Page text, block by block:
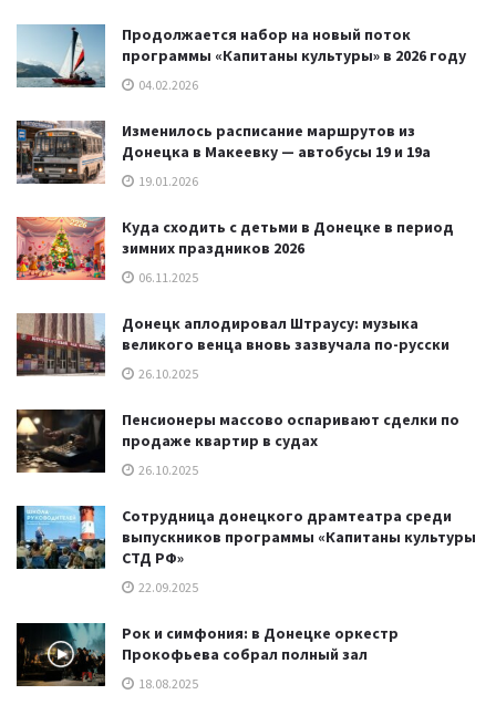
Продолжается набор на новый поток
программы «Капитаны культуры» в 2026 году
04.02.2026
Изменилось расписание маршрутов из
Донецка в Макеевку — автобусы 19 и 19а
19.01.2026
Куда сходить с детьми в Донецке в период
зимних праздников 2026
06.11.2025
Донецк аплодировал Штраусу: музыка
великого венца вновь зазвучала по-русски
26.10.2025
Пенсионеры массово оспаривают сделки по
продаже квартир в судах
26.10.2025
Сотрудница донецкого драмтеатра среди
выпускников программы «Капитаны культуры
СТД РФ»
22.09.2025
Рок и симфония: в Донецке оркестр
Прокофьева собрал полный зал
18.08.2025